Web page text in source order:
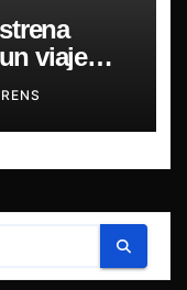
viaje
memoria.